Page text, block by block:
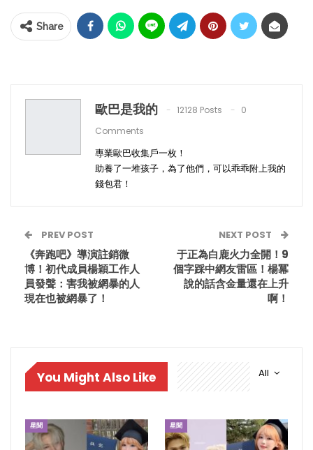
Share
歐巴是我的 12128 Posts
0
Comments
專業歐巴收集戶一枚！
助養了一堆孩子，為了他們，可以乖乖附上我的
錢包君！
PREV POST
《奔跑吧》導演註銷微
博！初代成員楊穎工作人
員發聲：害我被網暴的人
現在也被網暴了！
NEXT POST
于正為白鹿火力全開！9
個字踩中網友雷區！楊冪
說的話含金量還在上升
啊！
All
You Might Also Like
星聞 星聞